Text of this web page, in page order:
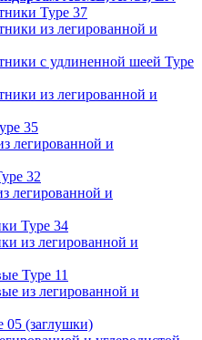
Type 37
из легированной и
с удлиненной шеей Type
из легированной и
35
легированной и
32
легированной и
Type 34
из легированной и
Type 11
из легированной и
05 (заглушки)